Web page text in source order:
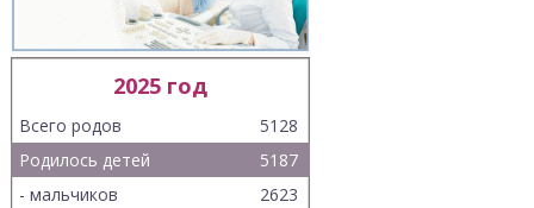
2025 год
Всего родов
5128
Родилось детей
5187
- мальчиков
2623